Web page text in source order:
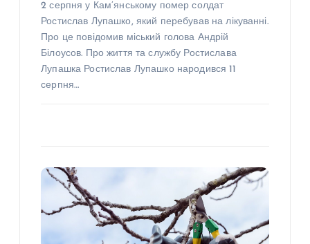
2 серпня у Кам’янському помер солдат
Ростислав Лупашко, який перебував на лікуванні.
Про це повідомив міський голова Андрій
Білоусов. Про життя та службу Ростислава
Лупашка Ростислав Лупашко народився 11
серпня…